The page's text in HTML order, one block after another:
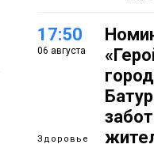
17:50
06 августа
Здоровье